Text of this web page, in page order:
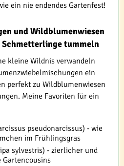
ein nie endendes Gartenfest!
und Wildblumenwiesen
Schmetterlinge tummeln
kleine Wildnis verwandeln
ein
perfekt zu Wildblumenwiesen
Meine Favoriten für ein
pseudonarcissus) - wie
im Frühlingsgras
sylvestris) - zierlicher und